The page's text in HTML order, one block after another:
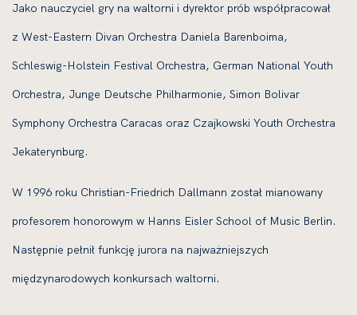
Jako nauczyciel gry na waltorni i dyrektor prób współpracował
z West-Eastern Divan Orchestra Daniela Barenboima,
Schleswig-Holstein Festival Orchestra, German National Youth
Orchestra, Junge Deutsche Philharmonie, Simon Bolivar
Symphony Orchestra Caracas oraz Czajkowski Youth Orchestra
Jekaterynburg.
W 1996 roku Christian-Friedrich Dallmann został mianowany
profesorem honorowym w Hanns Eisler School of Music Berlin.
Następnie pełnił funkcję jurora na najważniejszych
międzynarodowych konkursach waltorni.